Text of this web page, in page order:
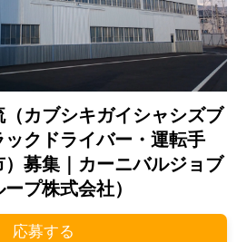
カブシキガイシャシズブ
クドライバー・運転手
）募集｜カーニバルジョブ
プ株式会社）
応募する